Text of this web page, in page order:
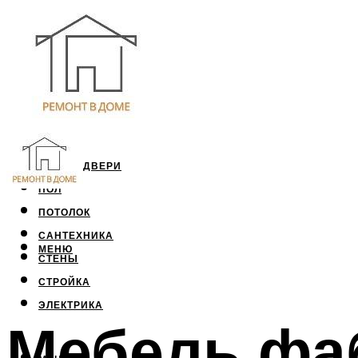
ОКНА И ДВЕРИ
ПОЛ
ПОТОЛОК
САНТЕХНИКА
СТЕНЫ
СТРОЙКА
ЭЛЕКТРИКА
МЕНЮ